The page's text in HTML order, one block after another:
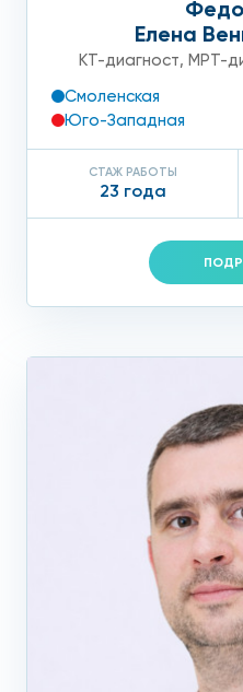
Елена
КТ-диагност, МРТ-
Смоленская
Юго-Западная
СТАЖ РАБОТЫ
23 года